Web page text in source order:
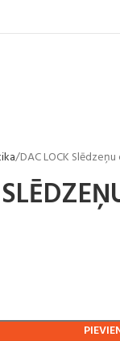
DAC LOCK